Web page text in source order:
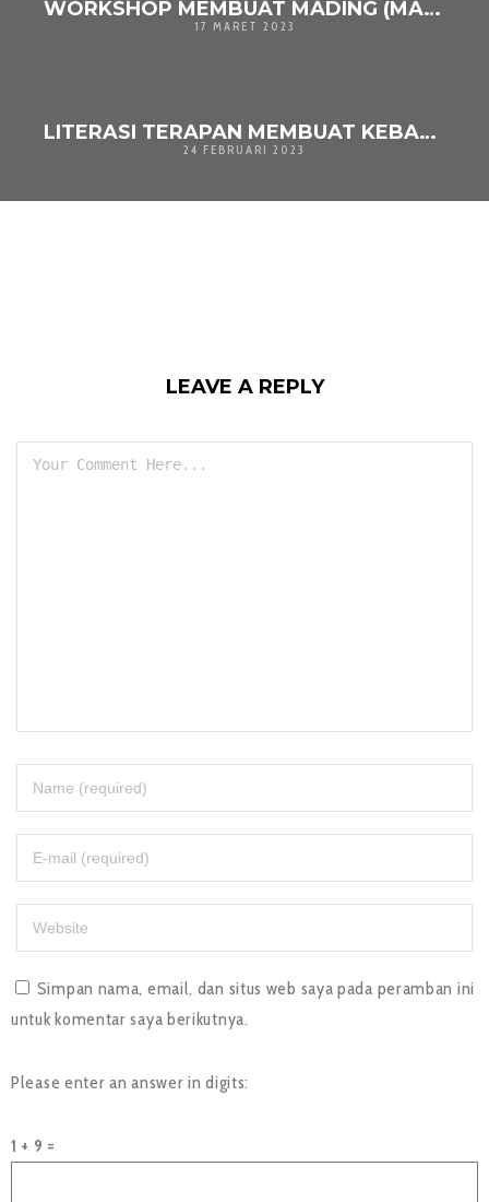
WORKSHOP MEMBUAT MADING (MAJALAH DINDING)
17 MARET 2023
LITERASI TERAPAN MEMBUAT KEBAB AYAM
24 FEBRUARI 2023
LEAVE A REPLY
Simpan nama, email, dan situs web saya pada peramban ini
untuk komentar saya berikutnya.
Please enter an answer in digits:
1 + 9 =